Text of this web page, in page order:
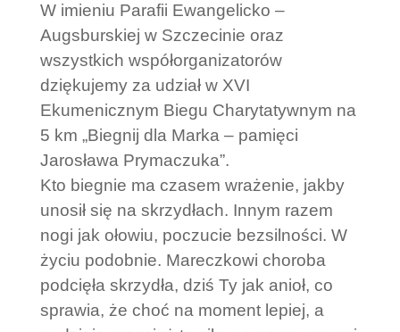
W imieniu Parafii Ewangelicko –
Augsburskiej w Szczecinie oraz
wszystkich współorganizatorów
dziękujemy za udział w XVI
Ekumenicznym Biegu Charytatywnym na
5 km „Biegnij dla Marka – pamięci
Jarosława Prymaczuka”.
Kto biegnie ma czasem wrażenie, jakby
unosił się na skrzydłach. Innym razem
nogi jak ołowiu, poczucie bezsilności. W
życiu podobnie. Mareczkowi choroba
podcięła skrzydła, dziś Ty jak anioł, co
sprawia, że choć na moment lepiej, a